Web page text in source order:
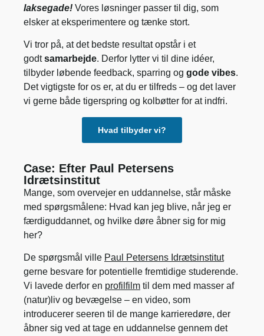
laksegade! Vores løsninger passer til dig, som
elsker at eksperimentere og tænke stort.
Vi tror på, at det bedste resultat opstår i et
godtsamarbejde. Derfor lytter vi til dine idéer,
tilbyder løbende feedback, sparring og gode vibes.
Det vigtigste for os er, at du er tilfreds – og det laver
vi gerne både tigerspring og kolbøtter for at indfri.
Hvad tilbyder vi?
Case: Efter Paul Petersens
Idrætsinstitut​
Mange, som overvejer en uddannelse, står måske
med spørgsmålene: Hvad kan jeg blive, når jeg er
færdiguddannet, og hvilke døre åbner sig for mig
her?
De spørgsmål ville Paul Petersens Idrætsinstitut
gerne besvare for potentielle fremtidige studerende.
Vi lavede derfor en profilfilm til dem med masser af
(natur)liv og bevægelse – en video, som
introducerer seeren til de mange karrieredøre, der
åbner sig ved at tage en uddannelse gennem det